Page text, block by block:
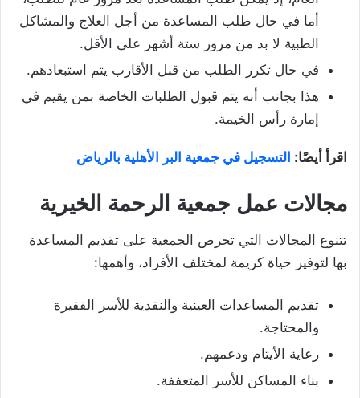
أما في حال طلب المساعدة من أجل العلاج والمشاكل
الطبية لا بد من مرور ستة أشهر على الأقل.
في حال تكرر الطلب من قبل الأقارب يتم استبعادهم.
هذا بجانب أنه يتم قبول الطلبات الخاصة بمن يقيم في
إمارة رأس الخيمة.
اقرأ أيضًا: التسجيل في جمعية البر الأهلية بالرياض
مجالات عمل جمعية الرحمة الخيرية
تتنوع المجالات التي تحرص الجمعية على تقديم المساعدة
بها لتوفير حياة كريمة لمختلف الأفراد، وأهمها:
تقديم المساعدات العينية والنقدية للأسر الفقيرة
والمحتاجة.
رعاية الأيتام ودعمهم.
بناء المساكن للأسر المتعففة.